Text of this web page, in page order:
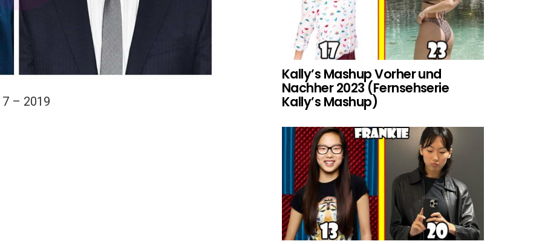
– 2019
Kally’s Mashup Vorher und
Nachher 2023 (Fernsehserie
Kally’s Mashup)